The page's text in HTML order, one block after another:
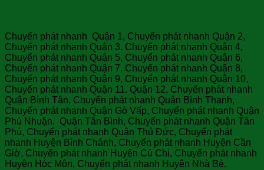
Chuyển phát nhanh Quận 1, Chuyển phát nhanh Quận 2,
Chuyển phát nhanh Quận 3. Chuyển phát nhanh Quận 4,
Chuyển phát nhanh Quận 5, Chuyển phát nhanh Quận 6,
Chuyển phát nhanh Quận 7, Chuyển phát nhanh Quận 8,
Chuyển phát nhanh Quận 9, Chuyển phát nhanh Quận 10,
Chuyển phát nhanh Quận 11. Quận 12, Chuyển phát nhanh
Quận Bình Tân, Chuyển phát nhanh Quận Bình Thạnh,
Chuyển phát nhanh Quận Gò Vấp, Chuyển phát nhanh Quận
Phú Nhuận. Quận Tân Bình, Chuyển phát nhanh Quận Tân
Phú, Chuyển phát nhanh Quận Thủ Đức, Chuyển phát
nhanh Huyện Bình Chánh, Chuyển phát nhanh Huyện Cần
Giờ, Chuyển phát nhanh Huyện Củ Chi, Chuyển phát nhanh
Huyện Hóc Môn, Chuyển phát nhanh Huyện Nhà Bè.